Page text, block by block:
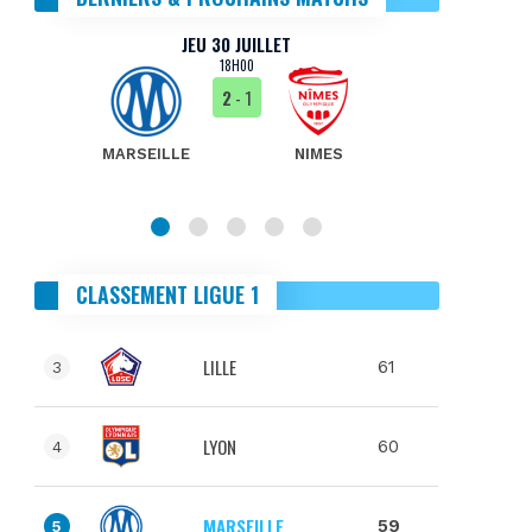
JEU 30 JUILLET
18H00
MARSEILLE
2- 1
NIMES
CLASSEMENT LIGUE 1
3 LILLE 61
4 LYON 60
5 MARSEILLE 59